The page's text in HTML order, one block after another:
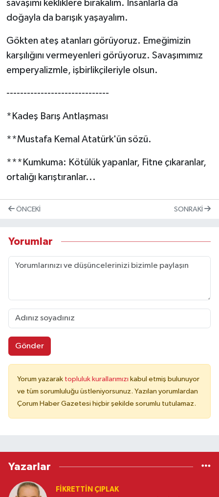
savaşımı kekliklere bırakalım. İnsanlarla da
doğayla da barışık yaşayalım.
Gökten ateş atanları görüyoruz. Emeğimizin
karşılığını vermeyenleri görüyoruz. Savaşımımız
emperyalizmle, işbirlikçileriyle olsun.
------------------------------
*Kadeş Barış Antlaşması
**Mustafa Kemal Atatürk'ün sözü.
***Kumkuma: Kötülük yapanlar, Fitne çıkaranlar,
ortalığı karıştıranlar...
ÖNCEKI SONRAKI
Yorumlar
Gönder
Yorum yazarak topluluk kurallarımızı kabul etmiş bulunuyor
ve tüm sorumluluğu üstleniyorsunuz. Yazılan yorumlardan
Çorum Haber Gazetesi hiçbir şekilde sorumlu tutulamaz.
Yazarlar
FIKRETTIN ÇIPLAK